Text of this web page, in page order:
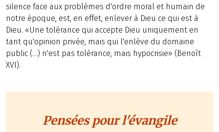
silence face aux problèmes d'ordre moral et humain de
notre époque, est, en effet, enlever à Dieu ce qui est à
Dieu. «Une tolérance qui accepte Dieu uniquement en
tant qu'opinion privée, mais qui l'enlève du domaine
public (…) n'est pas tolérance, mais hypocrisie» (Benoît
XVI).
Pensées pour l'évangile